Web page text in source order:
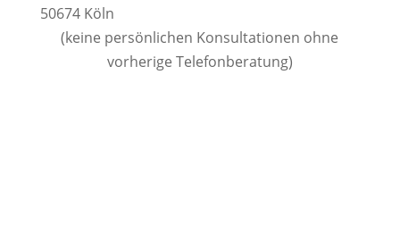
50674 Köln
(keine persönlichen Konsultationen ohne
vorherige Telefonberatung)